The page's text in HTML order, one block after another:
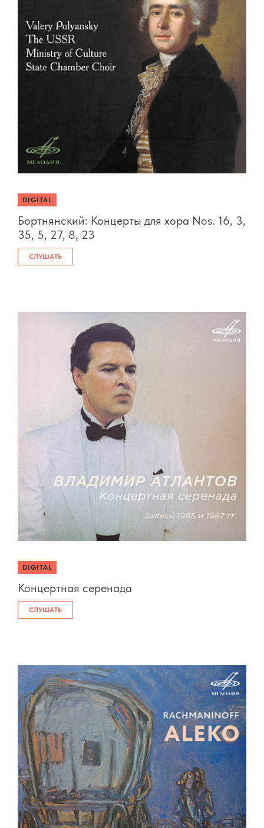
DIGITAL
Бортнянский: Концерты для хора Nos. 16, 3,
35, 5, 27, 8, 23
СЛУШАТЬ
DIGITAL
Концертная серенада
СЛУШАТЬ